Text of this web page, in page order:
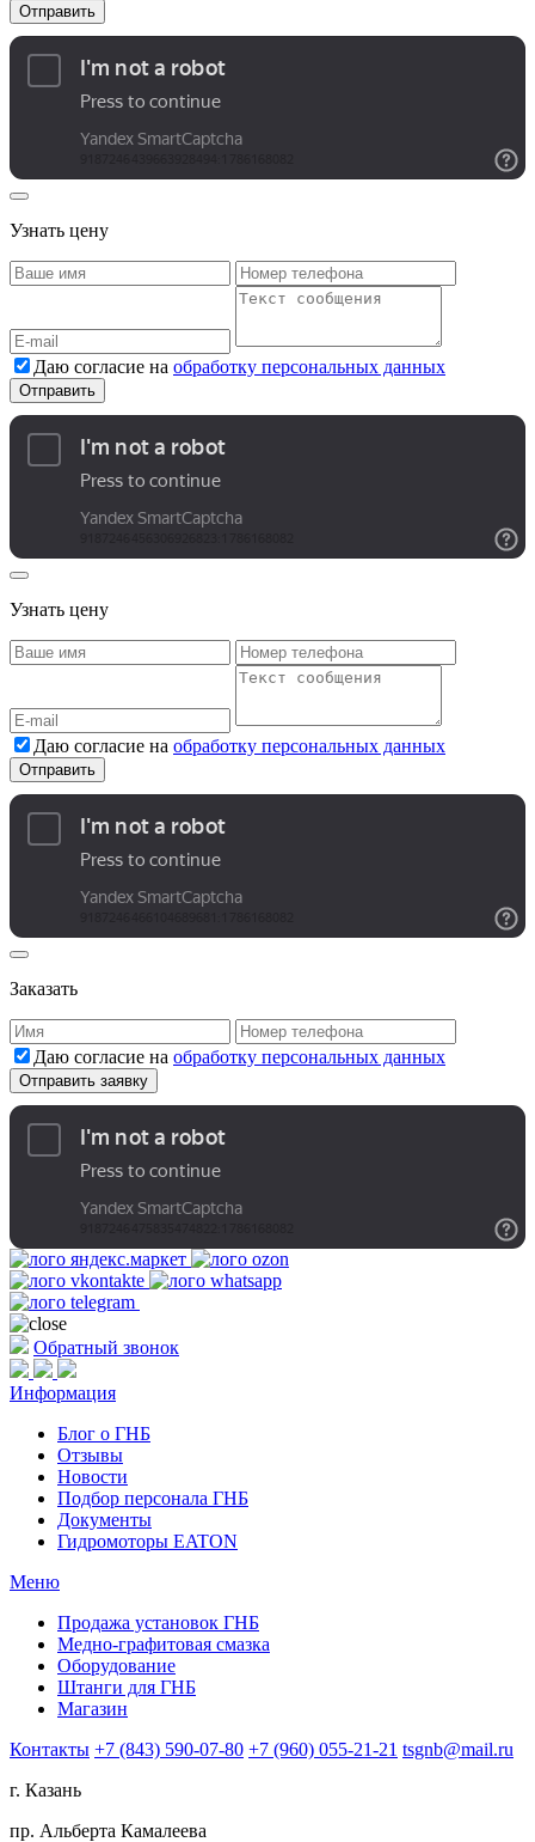
Узнать цену
Даю согласие на обработку персональных данных
Узнать цену
Даю согласие на обработку персональных данных
Заказать
Даю согласие на обработку персональных данных
Обратный звонок
Информация
Блог о ГНБ
Отзывы
Новости
Подбор персонала ГНБ
Документы
Гидромоторы EATON
Меню
Продажа установок ГНБ
Медно-графитовая смазка
Оборудование
Штанги для ГНБ
Магазин
Контакты +7 (843) 590-07-80 +7 (960) 055-21-21 tsgnb@mail.ru
г. Казань
пр. Альберта Камалеева